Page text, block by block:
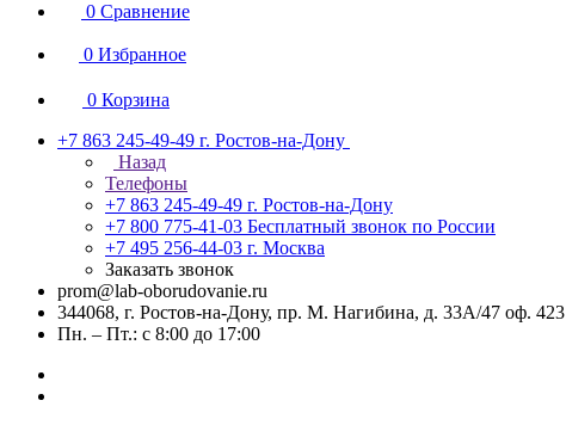
0 Сравнение
0 Избранное
0 Корзина
+7 863 245-49-49 г. Ростов-на-Дону
Назад
Телефоны
+7 863 245-49-49 г. Ростов-на-Дону
+7 800 775-41-03 Бесплатный звонок по России
+7 495 256-44-03 г. Москва
Заказать звонок
prom@lab-oborudovanie.ru
344068, г. Ростов-на-Дону, пр. М. Нагибина, д. 33А/47 оф. 423
Пн. – Пт.: с 8:00 до 17:00